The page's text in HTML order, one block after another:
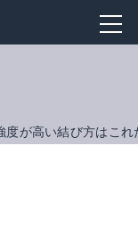
度が高い結び方はこれ